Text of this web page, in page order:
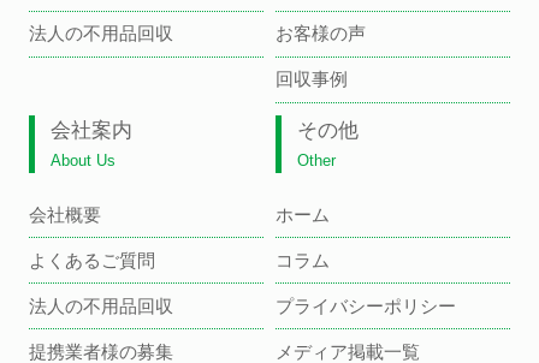
法人の不用品回収 お客様の声
回収事例
会社案内
About Us
会社概要
よくあるご質問
法人の不用品回収
提携業者様の募集
その他
Other
ホーム
コラム
プライバシーポリシー
メディア掲載一覧